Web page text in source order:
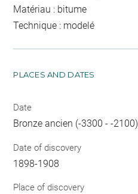
Matériau : bitume
Technique : modelé
PLACES AND DATES
Date
Bronze ancien (-3300 - -2100)
Date of discovery
1898-1908
Place of discovery